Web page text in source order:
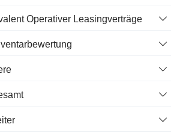
Operativer Leasingverträge